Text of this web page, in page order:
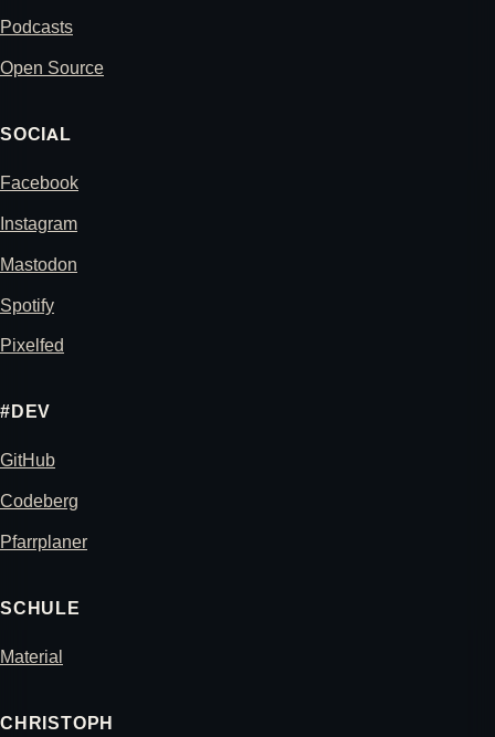
Podcasts
Open Source
SOCIAL
Facebook
Instagram
Mastodon
Spotify
Pixelfed
#DEV
GitHub
Codeberg
Pfarrplaner
SCHULE
Material
CHRISTOPH